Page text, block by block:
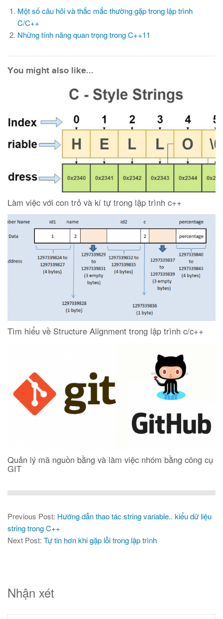
Một số câu hỏi và thắc mắc thường gặp trong lập trình
C/C++
Những tính năng quan trọng trong C++11
You might also like...
Làm việc với con trỏ và kí tự trong lập trình c++
Tìm hiểu về Structure Alignment trong lập trình c/c++
Quản lý mã nguồn bằng và làm việc nhóm bằng công cụ
GIT
Previous Post: Hướng dẫn thao tác string variable.. kiểu dữ liệu
string trong C++
Next Post: Tự tin hơn khi gặp lỗi trong lập trình
Nhận xét